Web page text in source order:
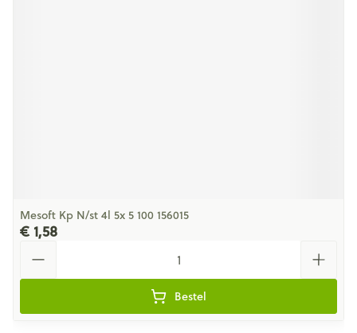
Mesoft Kp N/st 4l 5x 5 100 156015
€ 1,58
Bestel